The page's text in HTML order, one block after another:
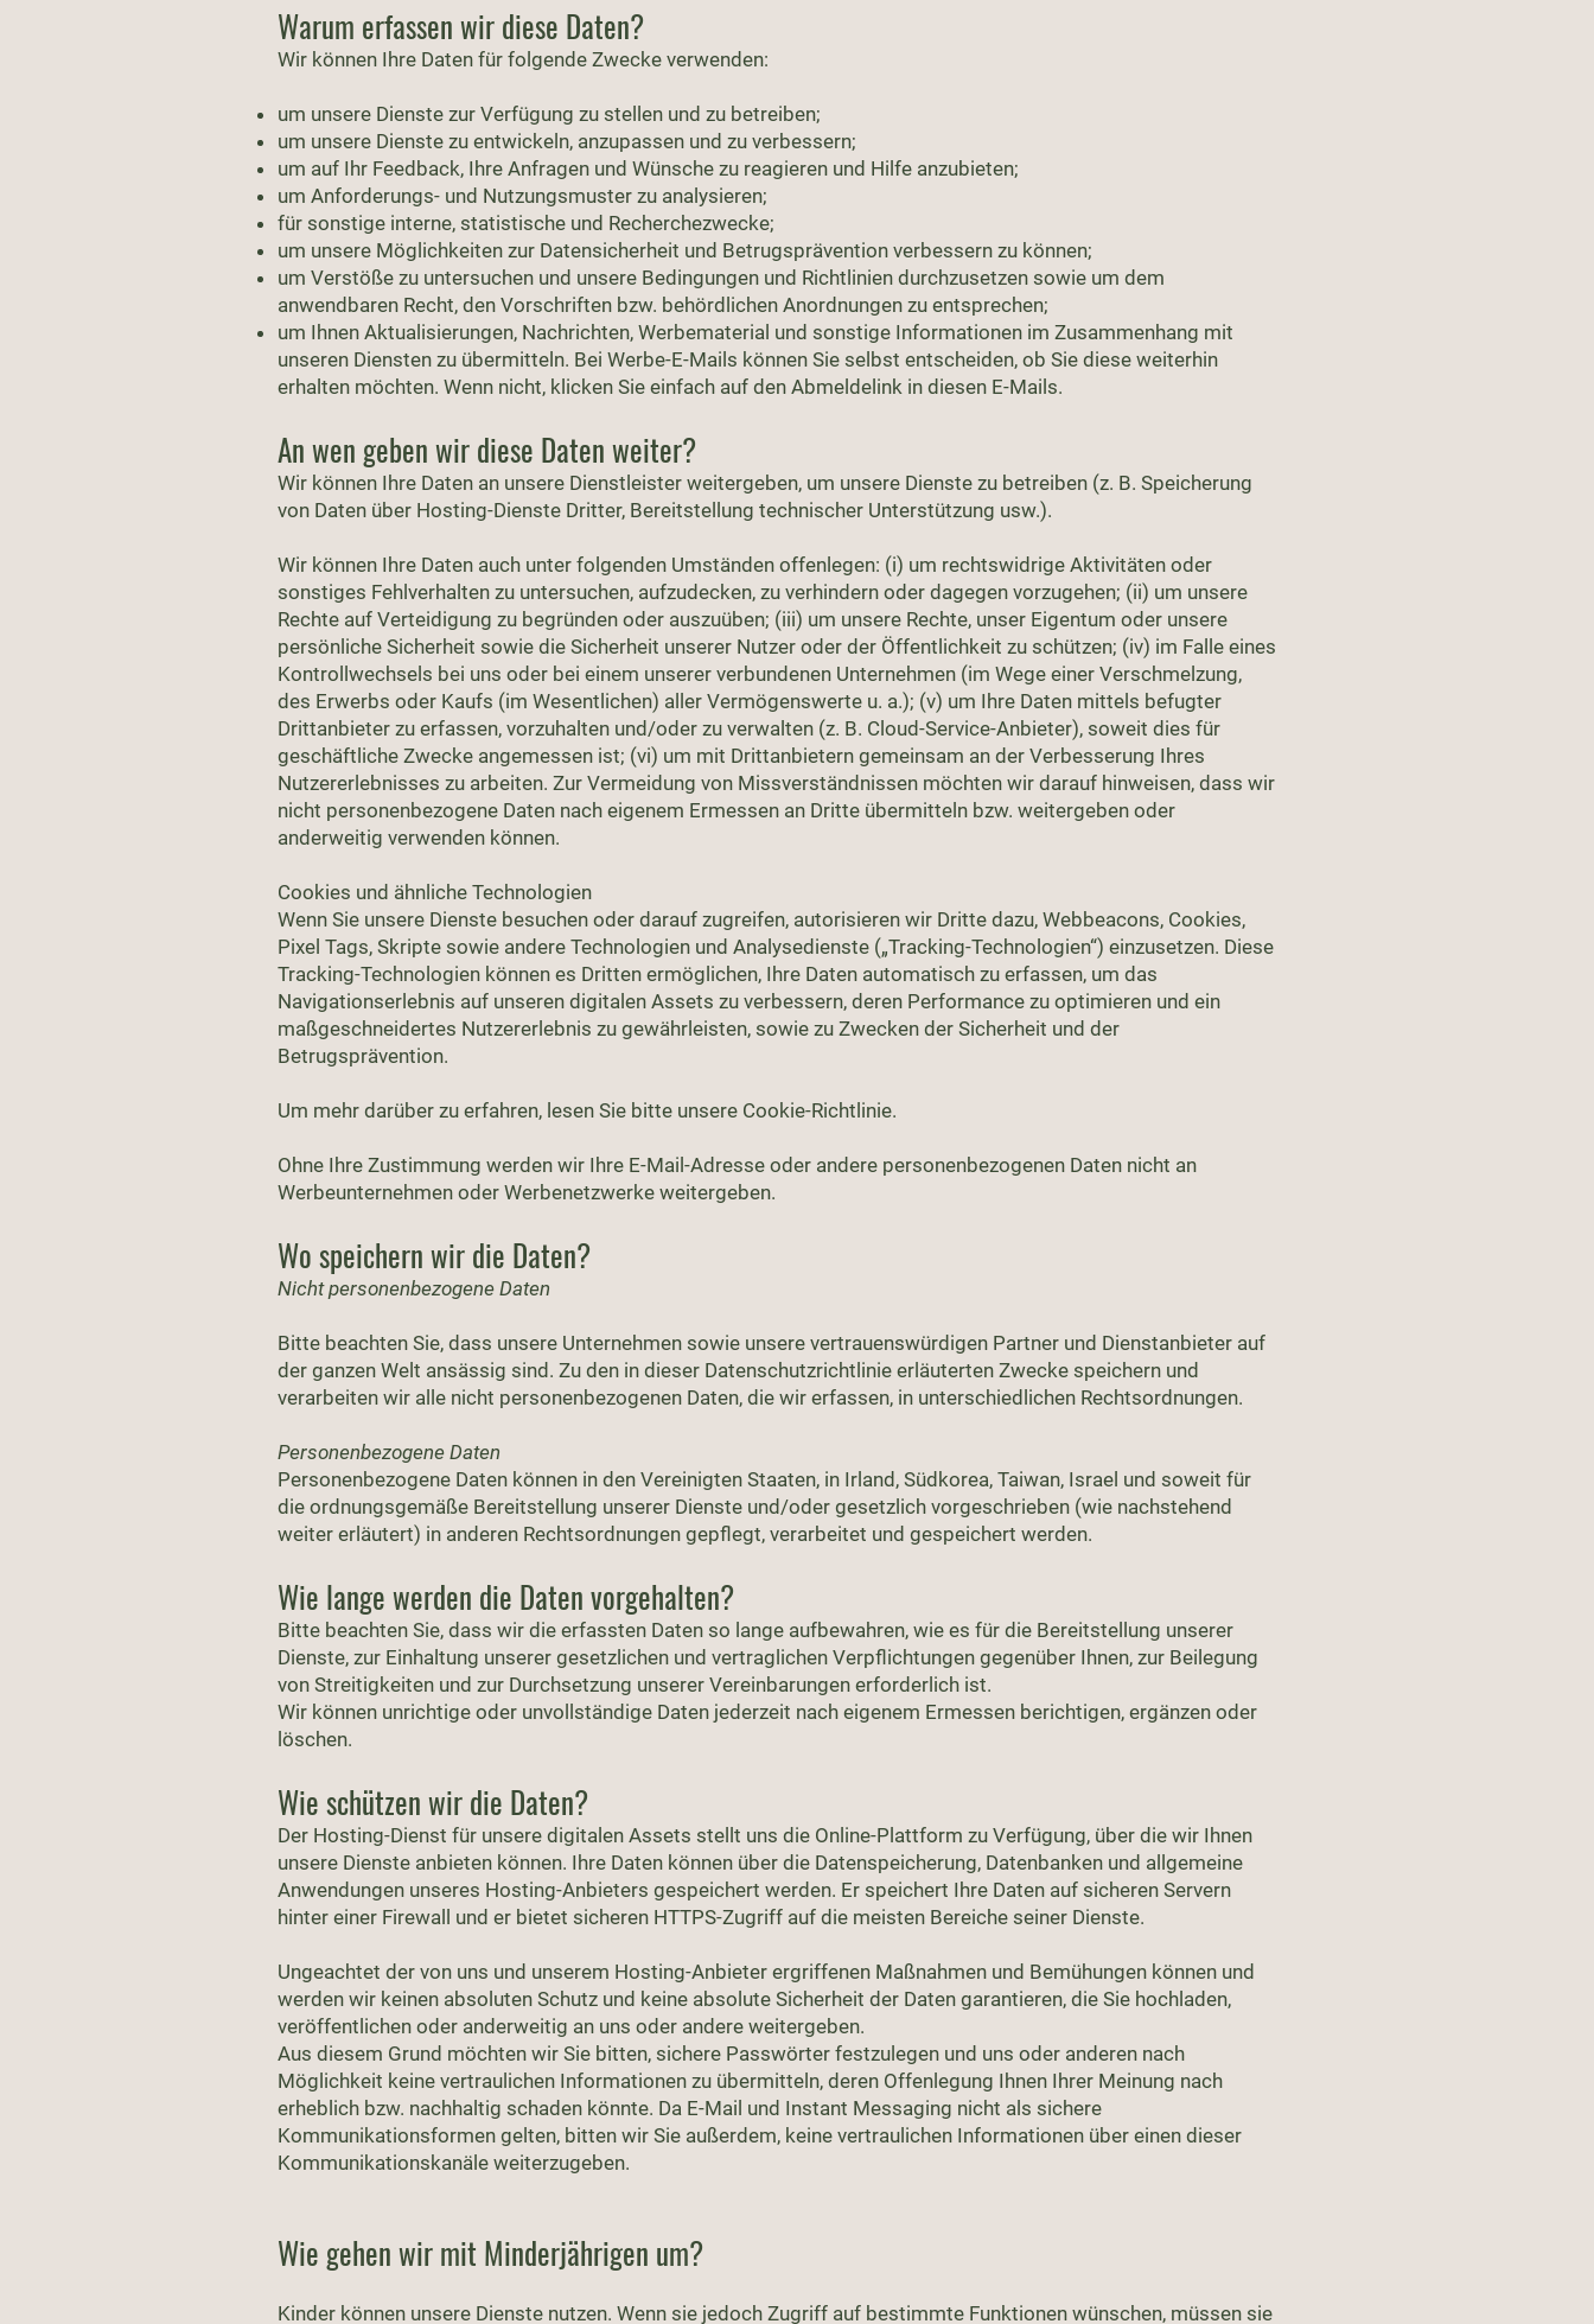
Warum erfassen wir diese Daten?
Wir können Ihre Daten für folgende Zwecke verwenden:
um unsere Dienste zur Verfügung zu stellen und zu betreiben;
um unsere Dienste zu entwickeln, anzupassen und zu verbessern;
um auf Ihr Feedback, Ihre Anfragen und Wünsche zu reagieren und Hilfe anzubieten;
um Anforderungs- und Nutzungsmuster zu analysieren;
für sonstige interne, statistische und Recherchezwecke;
um unsere Möglichkeiten zur Datensicherheit und Betrugsprävention verbessern zu können;
um Verstöße zu untersuchen und unsere Bedingungen und Richtlinien durchzusetzen sowie um dem
anwendbaren Recht, den Vorschriften bzw. behördlichen Anordnungen zu entsprechen;
um Ihnen Aktualisierungen, Nachrichten, Werbematerial und sonstige Informationen im Zusammenhang mit
unseren Diensten zu übermitteln. Bei Werbe-E-Mails können Sie selbst entscheiden, ob Sie diese weiterhin
erhalten möchten. Wenn nicht, klicken Sie einfach auf den Abmeldelink in diesen E-Mails.
An wen geben wir diese Daten weiter?
Wir können Ihre Daten an unsere Dienstleister weitergeben, um unsere Dienste zu betreiben (z. B. Speicherung
von Daten über Hosting-Dienste Dritter, Bereitstellung technischer Unterstützung usw.).
Wir können Ihre Daten auch unter folgenden Umständen offenlegen: (i) um rechtswidrige Aktivitäten oder
sonstiges Fehlverhalten zu untersuchen, aufzudecken, zu verhindern oder dagegen vorzugehen; (ii) um unsere
Rechte auf Verteidigung zu begründen oder auszuüben; (iii) um unsere Rechte, unser Eigentum oder unsere
persönliche Sicherheit sowie die Sicherheit unserer Nutzer oder der Öffentlichkeit zu schützen; (iv) im Falle eines
Kontrollwechsels bei uns oder bei einem unserer verbundenen Unternehmen (im Wege einer Verschmelzung,
des Erwerbs oder Kaufs (im Wesentlichen) aller Vermögenswerte u. a.); (v) um Ihre Daten mittels befugter
Drittanbieter zu erfassen, vorzuhalten und/oder zu verwalten (z. B. Cloud-Service-Anbieter), soweit dies für
geschäftliche Zwecke angemessen ist; (vi) um mit Drittanbietern gemeinsam an der Verbesserung Ihres
Nutzererlebnisses zu arbeiten. Zur Vermeidung von Missverständnissen möchten wir darauf hinweisen, dass wir
nicht personenbezogene Daten nach eigenem Ermessen an Dritte übermitteln bzw. weitergeben oder
anderweitig verwenden können.
Cookies und ähnliche Technologien
Wenn Sie unsere Dienste besuchen oder darauf zugreifen, autorisieren wir Dritte dazu, Webbeacons, Cookies,
Pixel Tags, Skripte sowie andere Technologien und Analysedienste („Tracking-Technologien“) einzusetzen. Diese
Tracking-Technologien können es Dritten ermöglichen, Ihre Daten automatisch zu erfassen, um das
Navigationserlebnis auf unseren digitalen Assets zu verbessern, deren Performance zu optimieren und ein
maßgeschneidertes Nutzererlebnis zu gewährleisten, sowie zu Zwecken der Sicherheit und der
Betrugsprävention.
Um mehr darüber zu erfahren, lesen Sie bitte unsere Cookie-Richtlinie.
Ohne Ihre Zustimmung werden wir Ihre E-Mail-Adresse oder andere personenbezogenen Daten nicht an
Werbeunternehmen oder Werbenetzwerke weitergeben.
Wo speichern wir die Daten?
Nicht personenbezogene Daten
Bitte beachten Sie, dass unsere Unternehmen sowie unsere vertrauenswürdigen Partner und Dienstanbieter auf
der ganzen Welt ansässig sind. Zu den in dieser Datenschutzrichtlinie erläuterten Zwecke speichern und
verarbeiten wir alle nicht personenbezogenen Daten, die wir erfassen, in unterschiedlichen Rechtsordnungen.
Personenbezogene Daten
Personenbezogene Daten können in den Vereinigten Staaten, in Irland, Südkorea, Taiwan, Israel und soweit für
die ordnungsgemäße Bereitstellung unserer Dienste und/oder gesetzlich vorgeschrieben (wie nachstehend
weiter erläutert) in anderen Rechtsordnungen gepflegt, verarbeitet und gespeichert werden.
Wie lange werden die Daten vorgehalten?
Bitte beachten Sie, dass wir die erfassten Daten so lange aufbewahren, wie es für die Bereitstellung unserer
Dienste, zur Einhaltung unserer gesetzlichen und vertraglichen Verpflichtungen gegenüber Ihnen, zur Beilegung
von Streitigkeiten und zur Durchsetzung unserer Vereinbarungen erforderlich ist.
Wir können unrichtige oder unvollständige Daten jederzeit nach eigenem Ermessen berichtigen, ergänzen oder
löschen.
Wie schützen wir die Daten?
Der Hosting-Dienst für unsere digitalen Assets stellt uns die Online-Plattform zu Verfügung, über die wir Ihnen
unsere Dienste anbieten können. Ihre Daten können über die Datenspeicherung, Datenbanken und allgemeine
Anwendungen unseres Hosting-Anbieters gespeichert werden. Er speichert Ihre Daten auf sicheren Servern
hinter einer Firewall und er bietet sicheren HTTPS-Zugriff auf die meisten Bereiche seiner Dienste.
Ungeachtet der von uns und unserem Hosting-Anbieter ergriffenen Maßnahmen und Bemühungen können und
werden wir keinen absoluten Schutz und keine absolute Sicherheit der Daten garantieren, die Sie hochladen,
veröffentlichen oder anderweitig an uns oder andere weitergeben.
Aus diesem Grund möchten wir Sie bitten, sichere Passwörter festzulegen und uns oder anderen nach
Möglichkeit keine vertraulichen Informationen zu übermitteln, deren Offenlegung Ihnen Ihrer Meinung nach
erheblich bzw. nachhaltig schaden könnte. Da E-Mail und Instant Messaging nicht als sichere
Kommunikationsformen gelten, bitten wir Sie außerdem, keine vertraulichen Informationen über einen dieser
Kommunikationskanäle weiterzugeben.
Wie gehen wir mit Minderjährigen um?
Kinder können unsere Dienste nutzen. Wenn sie jedoch Zugriff auf bestimmte Funktionen wünschen, müssen sie